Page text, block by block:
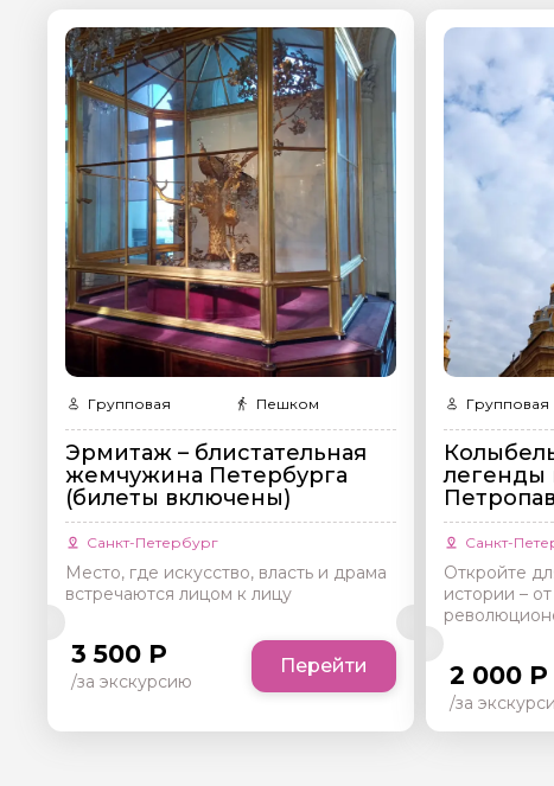
Групповая Пешком
Эрмитаж – блистательная
жемчужина Петербурга
(билеты включены)
Санкт-Петербург
Место, где искусство, власть и драма
встречаются лицом к лицу
3 500 Р
/за экскурсию
Перейти
Групповая
легенды
Санкт-
Откройте
истории –
2 000 Р
/за
Я даю своё согласие
персональных данных
Отправить